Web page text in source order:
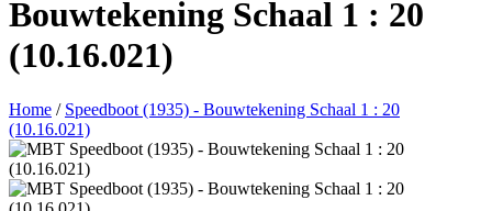
Bouwtekening Schaal 1 : 20
(10.16.021)
Home / Speedboot (1935) - Bouwtekening Schaal 1 : 20
(10.16.021)